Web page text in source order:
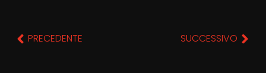
PRECEDENTE SUCCESSIVO